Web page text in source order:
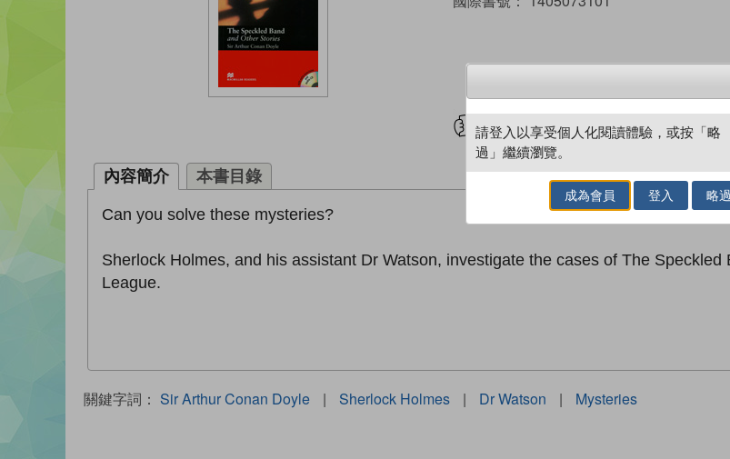
試閲 加入閱讀紀錄
內容簡介 本書目錄
Can you solve these mysteries?
Sherlock Holmes, and his assistant Dr Watson, investigate the cases of The
League.
關鍵字詞： Sir Arthur Conan Doyle | Sherlock Holmes | Dr Watson | Mysteries
請登入以享受個人化閱讀體驗，或按「略
過」繼續瀏覽。
成為會員 登入 略過